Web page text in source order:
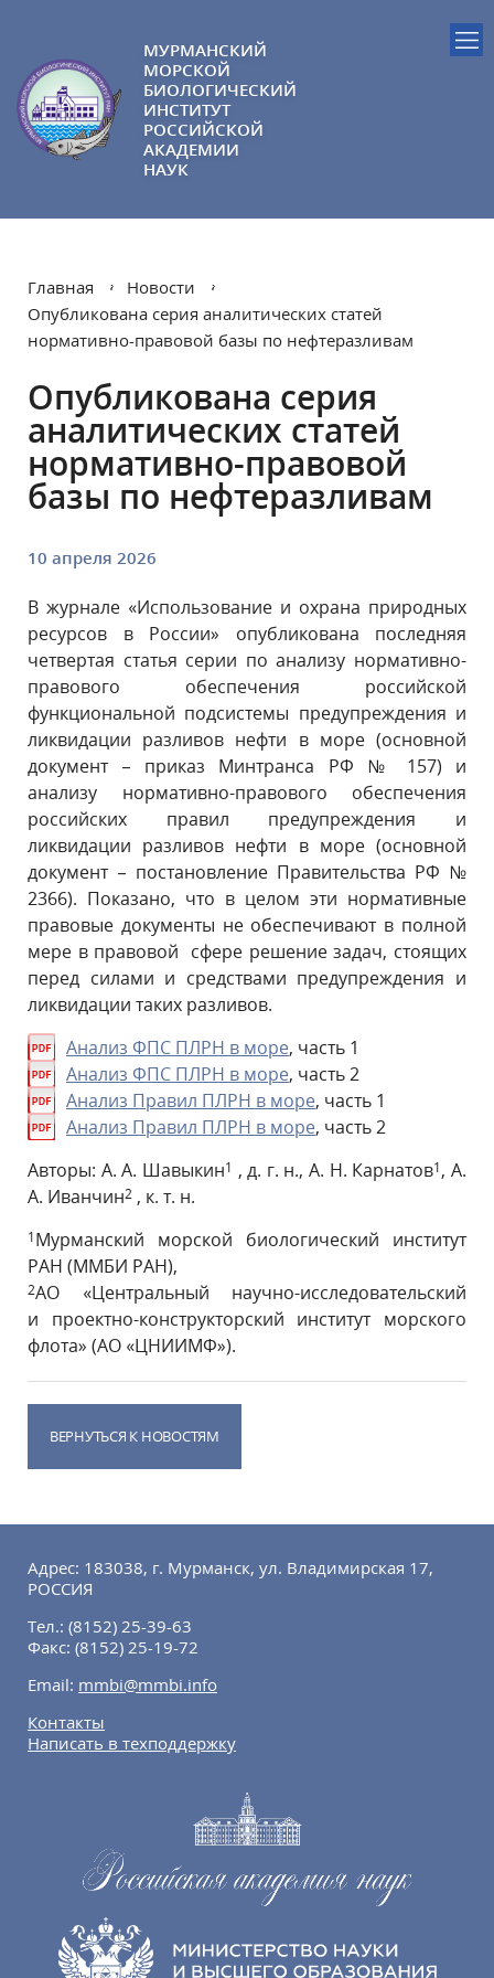
МУРМАНСКИЙ
МОРСКОЙ
БИОЛОГИЧЕСКИЙ
ИНСТИТУТ
РОССИЙСКОЙ
АКАДЕМИИ
НАУК
Главная
Новости
Опубликована серия аналитических статей
нормативно-правовой базы по нефтеразливам
Опубликована серия
аналитических статей
нормативно-правовой
базы по нефтеразливам
10 апреля 2026
В журнале «Использование и охрана природных
ресурсов в России» опубликована последняя
четвертая статья серии по анализу нормативно-
правового обеспечения российской
функциональной подсистемы предупреждения и
ликвидации разливов нефти в море (основной
документ – приказ Минтранса РФ № 157) и
анализу нормативно-правового обеспечения
российских правил предупреждения и
ликвидации разливов нефти в море (основной
документ – постановление Правительства РФ №
2366). Показано, что в целом эти нормативные
правовые документы не обеспечивают в полной
мере в правовой сфере решение задач, стоящих
перед силами и средствами предупреждения и
ликвидации таких разливов.
Анализ ФПС ПЛРН в море, часть 1
Анализ ФПС ПЛРН в море, часть 2
Анализ Правил ПЛРН в море, часть 1
Анализ Правил ПЛРН в море, часть 2
Авторы: А. А. Шавыкин1 , д. г. н., А. Н. Карнатов1, А.
А. Иванчин2 , к. т. н.
1Мурманский морской биологический институт
РАН (ММБИ РАН),
2АО «Центральный научно-исследовательский
и проектно-конструкторский институт морского
флота» (АО «ЦНИИМФ»).
ВЕРНУТЬСЯ К НОВОСТЯМ
Адрес: 183038, г. Мурманск, ул. Владимирская 17,
РОССИЯ
Тел.: (8152) 25-39-63
Факс: (8152) 25-19-72
Email: mmbi@mmbi.info
Контакты
Написать в техподдержку